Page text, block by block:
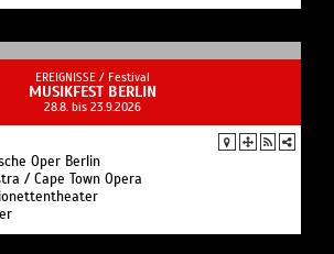
EREIGNISSE / Festival
MUSIKFEST BERLIN
28.8. bis 23.9.2026
Oper Berlin
/ Cape Town Opera